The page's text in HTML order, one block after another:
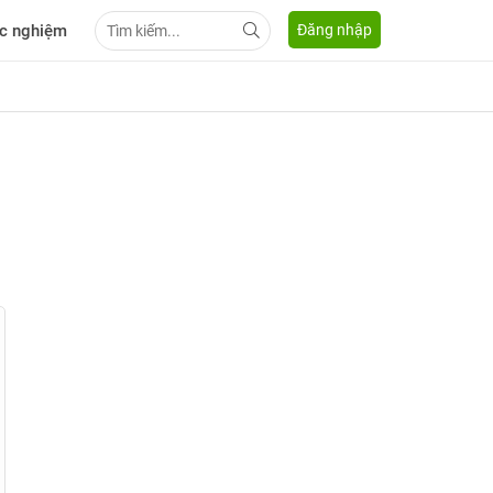
nghiệm Đăng nhập